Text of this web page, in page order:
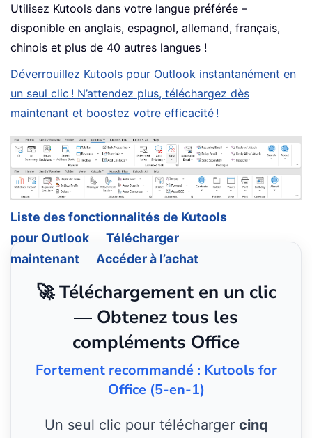
Utilisez Kutools dans votre langue préférée –
disponible en anglais, espagnol, allemand, français,
chinois et plus de 40 autres langues !
Déverrouillez Kutools pour Outlook instantanément en
un seul clic ! N’attendez plus, téléchargez dès
maintenant et boostez votre efficacité !
Liste des fonctionnalités de Kutools
pour Outlook
Télécharger
maintenant
Accéder à l’achat
🚀 Téléchargement en un clic
— Obtenez tous les
compléments Office
Fortement recommandé : Kutools for
Office (5-en-1)
Un seul clic pour télécharger cinq